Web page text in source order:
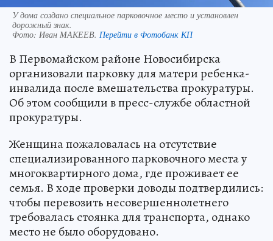
У дома создано специальное парковочное место и установлен
дорожный знак.
Фото: Иван МАКЕЕВ. Перейти в Фотобанк КП
В Первомайском районе Новосибирска
организовали парковку для матери ребенка-
инвалида после вмешательства прокуратуры.
Об этом сообщили в пресс-службе областной
прокуратуры.
Женщина пожаловалась на отсутствие
специализированного парковочного места у
многоквартирного дома, где проживает ее
семья. В ходе проверки доводы подтвердились:
чтобы перевозить несовершеннолетнего
требовалась стоянка для транспорта, однако
место не было оборудовано.